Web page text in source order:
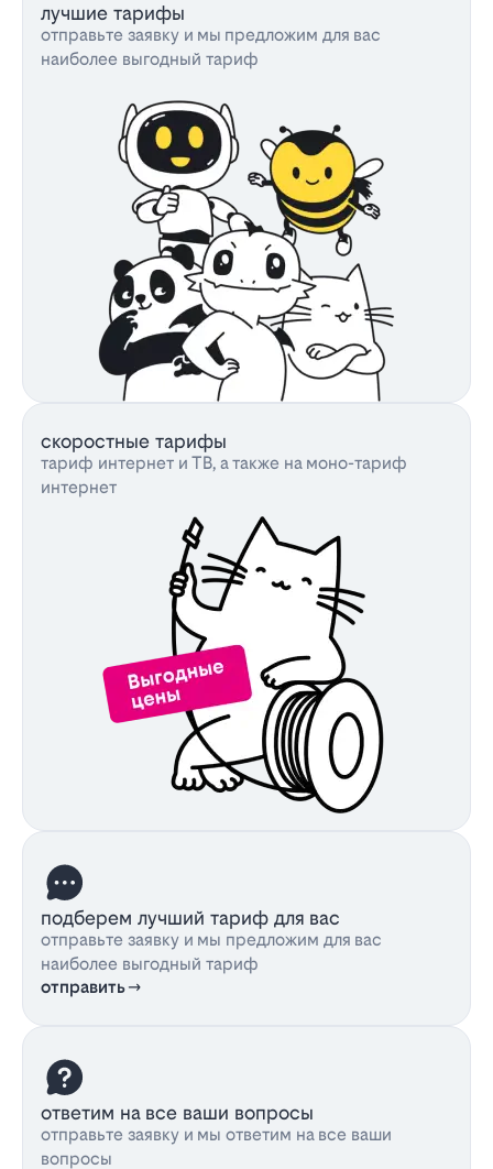
лучшие тарифы
отправьте заявку и мы предложим для вас
наиболее выгодный тариф
скоростные тарифы
тариф интернет и ТВ, а также на моно-тариф
интернет
подберем лучший тариф для вас
отправьте заявку и мы предложим для вас
наиболее выгодный тариф
отправить
ответим на все ваши вопросы
отправьте заявку и мы ответим на все ваши
вопросы